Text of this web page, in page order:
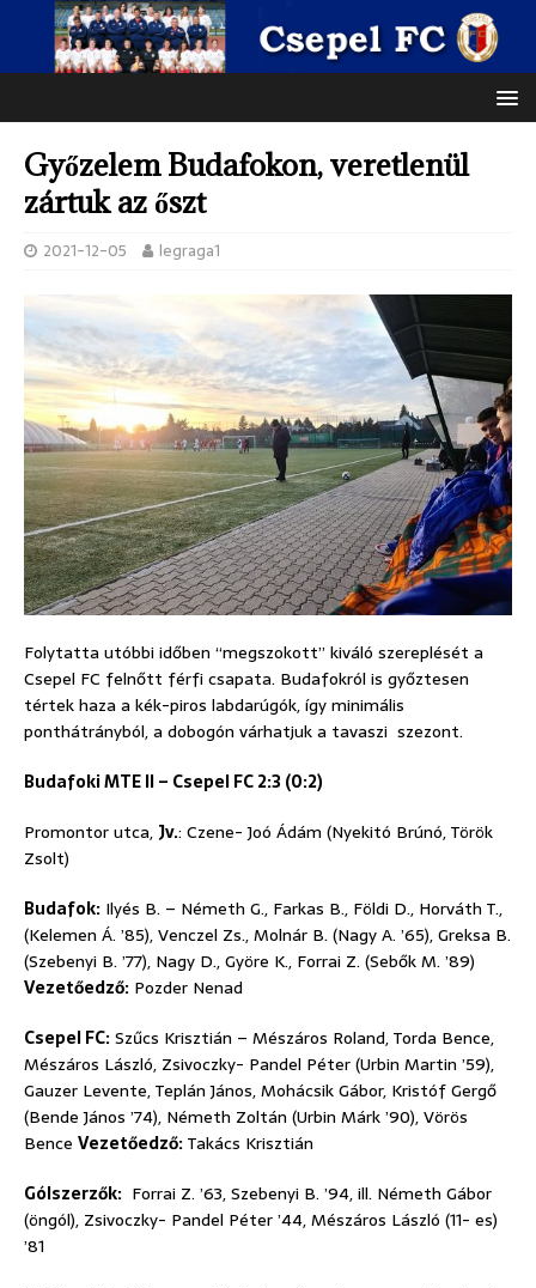
Győzelem Budafokon, veretlenül
zártuk az őszt
2021-12-05 legraga1
Folytatta utóbbi időben “megszokott” kiváló szereplését a
Csepel FC felnőtt férfi csapata. Budafokról is győztesen
tértek haza a kék-piros labdarúgók, így minimális
ponthátrányból, a dobogón várhatjuk a tavaszi szezont.
Budafoki MTE II – Csepel FC 2:3 (0:2)
Promontor utca, Jv.: Czene- Joó Ádám (Nyekitó Brúnó, Török
Zsolt)
Budafok: Ilyés B. – Németh G., Farkas B., Földi D., Horváth T.,
(Kelemen Á. ’85), Venczel Zs., Molnár B. (Nagy A. ’65), Greksa B.
(Szebenyi B. ’77), Nagy D., Györe K., Forrai Z. (Sebők M. ’89)
Vezetőedző: Pozder Nenad
Csepel FC:Szűcs Krisztián – Mészáros Roland, Torda Bence,
Mészáros László, Zsivoczky- Pandel Péter (Urbin Martin ’59),
Gauzer Levente, Teplán János, Mohácsik Gábor, Kristóf Gergő
(Bende János ’74), Németh Zoltán (Urbin Márk ’90), Vörös
Bence Vezetőedző:Takács Krisztián
Gólszerzők: Forrai Z. ’63, Szebenyi B. ’94, ill. Németh Gábor
(öngól), Zsivoczky- Pandel Péter ’44, Mészáros László (11- es)
’81